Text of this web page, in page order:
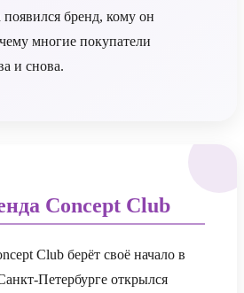
появился бренд, кому он
многие покупатели
и снова.
Concept Club
Club берёт своё начало в
Петербурге открылся